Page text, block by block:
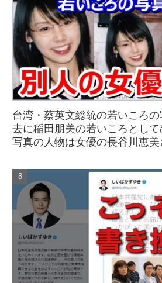
台湾・蔡英文総統の若いころ
去に稲田朋美の若いころとして
写真の人物は女優の長谷川恵美